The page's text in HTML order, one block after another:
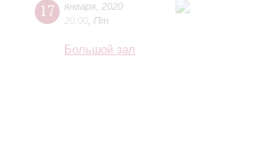
17 января 2020
20:00 Пт
Большой зал